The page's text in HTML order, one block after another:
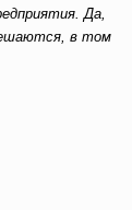
Да,
в том